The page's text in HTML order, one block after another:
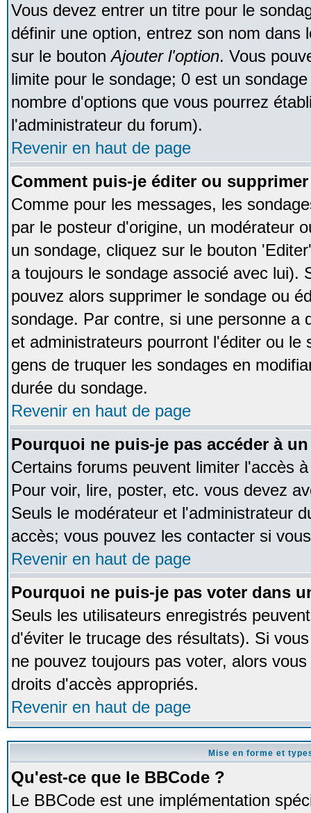
Vous devez entrer un titre pour le
définir une option, entrez son nom dans
sur le boutonAjouter l'option. Vous
limite pour le sondage; 0 est un
nombre d'options que vous pourrez
l'administrateur du forum).
Revenir en haut de page
Comment puis-je éditer ou
Comme pour les messages, les
par le posteur d'origine, un modérateur
un sondage, cliquez sur le bouton
a toujours le sondage associé avec lui).
pouvez alors supprimer le sondage ou
sondage. Par contre, si une personne a
et administrateurs pourront l'éditer ou le
gens de truquer les sondages en
durée du sondage.
Revenir en haut de page
Pourquoi ne puis-je pas accéder à
Certains forums peuvent limiter l'accès
Pour voir, lire, poster, etc. vous devez
Seuls le modérateur et l'administrateur
accès; vous pouvez les contacter si
Revenir en haut de page
Pourquoi ne puis-je pas voter dans
Seuls les utilisateurs enregistrés
d'éviter le trucage des résultats). Si
ne pouvez toujours pas voter, alors
droits d'accès appropriés.
Revenir en haut de page
Mise en forme et
Qu'est-ce que le BBCode ?
Le BBCode est une implémentation